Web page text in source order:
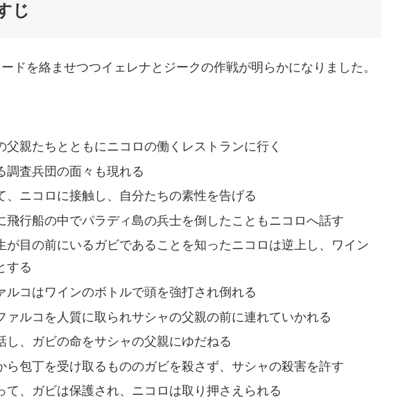
じ
ドを絡ませつつイェレナとジークの作戦が明らかになりました。
父親たちとともにニコロの働くレストランに行く
調査兵団の面々も現れる
、ニコロに接触し、自分たちの素性を告げる
飛行船の中でパラディ島の兵士を倒したこともニコロへ話す
が目の前にいるガビであることを知ったニコロは逆上し、ワイン
する
ルコはワインのボトルで頭を強打され倒れる
ァルコを人質に取られサシャの父親の前に連れていかれる
し、ガビの命をサシャの父親にゆだねる
ら包丁を受け取るもののガビを殺さず、サシャの殺害を許す
て、ガビは保護され、ニコロは取り押さえられる